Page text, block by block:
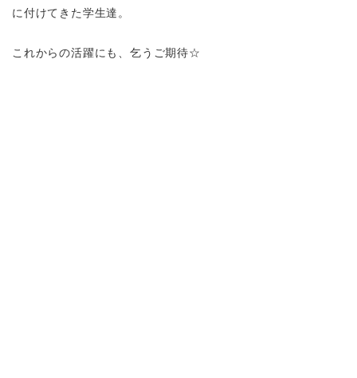
に付けてきた学生達。
これからの活躍にも、乞うご期待☆